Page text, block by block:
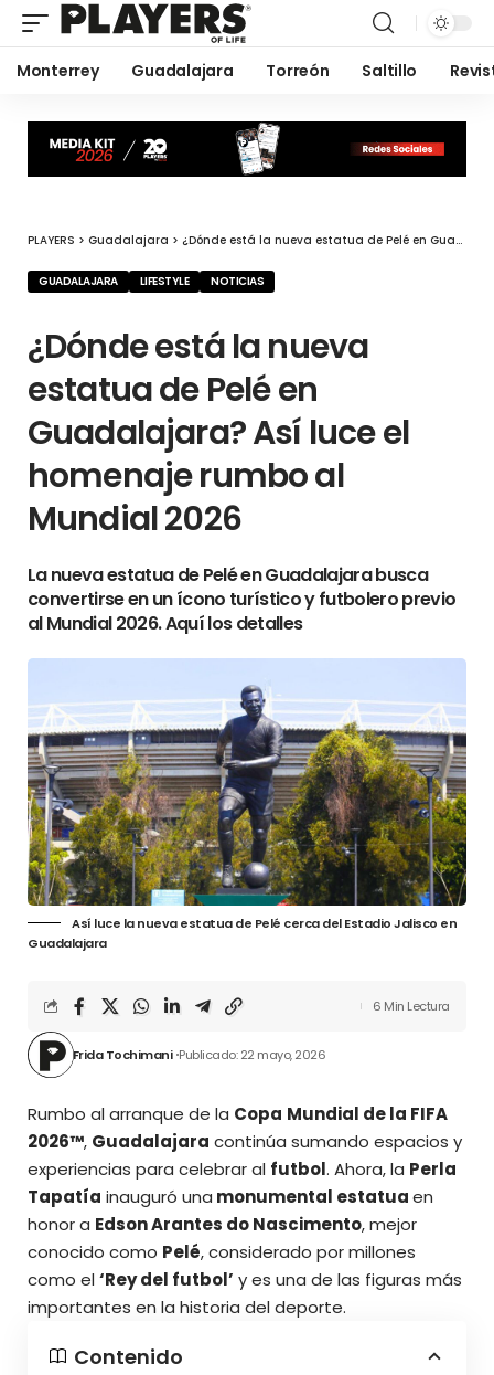
Monterrey Guadalajara Torreón Saltillo
PLAYERS > Guadalajara > ¿Dónde está la nueva estatua de Pelé en Guadalajara? Así luce el homenaje rumbo al Mundial 2026
GUADALAJARA LIFESTYLE NOTICIAS
¿Dónde está la nueva
estatua de Pelé en
Guadalajara? Así luce el
homenaje rumbo al
Mundial 2026
La nueva estatua de Pelé en Guadalajara busca
convertirse en un ícono turístico y futbolero previo
al Mundial 2026. Aquí los detalles
Así luce la nueva estatua de Pelé cerca del Estadio Jalisco en
Guadalajara
Frida Tochimani Publicado: 22 mayo, 2026
6 Min Lectura
Rumbo al arranque de la Copa Mundial de la FIFA
2026™, Guadalajara continúa sumando espacios y
experiencias para celebrar al futbol. Ahora, la Perla
Tapatía inauguró una monumental estatuaen
honor a Edson Arantes do Nascimento​, ​mejor
conocido como Pelé, considerado por millones
como el‘Rey del futbol’ y es una de las figuras más
importantes en la historia del deporte.
Contenido